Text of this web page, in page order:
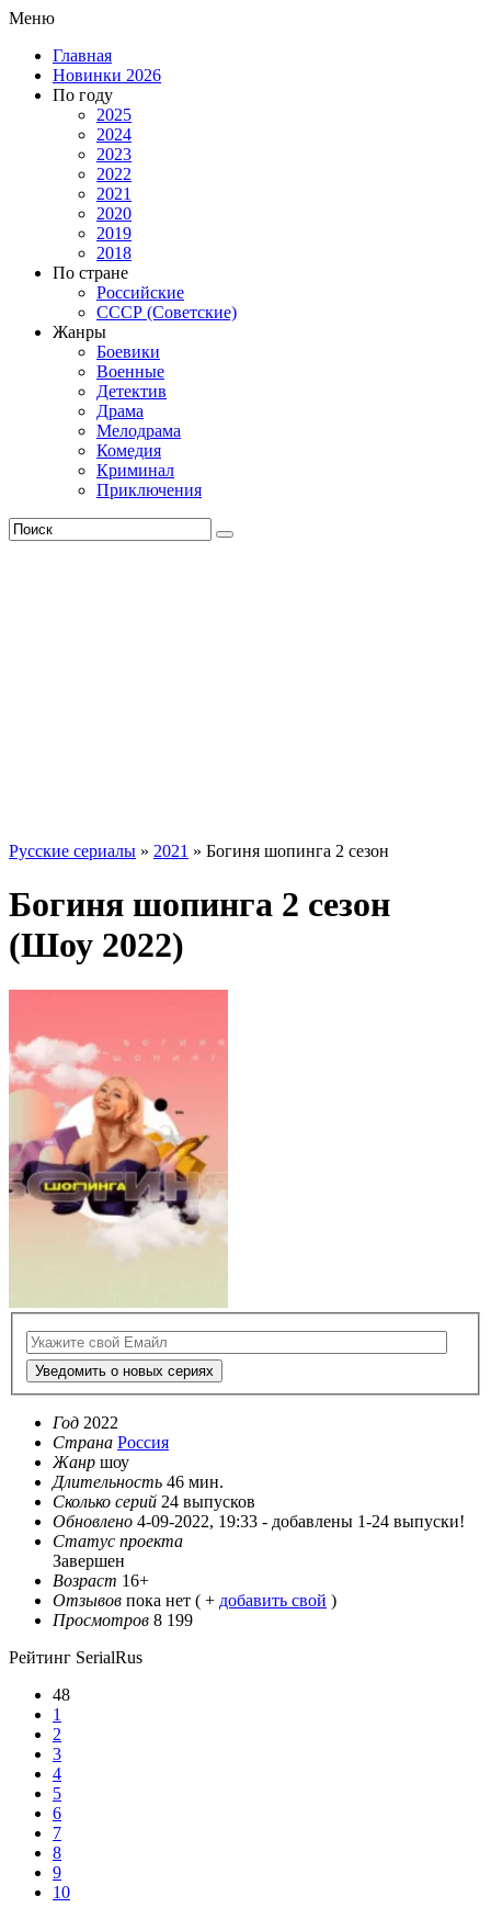
Меню
Главная
Новинки 2026
По году
2025
2024
2023
2022
2021
2020
2019
2018
По стране
Российские
СССР (Советские)
Жанры
Боевики
Военные
Детектив
Драма
Мелодрама
Комедия
Криминал
Приключения
Русские сериалы » 2021 » Богиня шопинга 2 сезон
Богиня шопинга 2 сезон
(Шоу 2022)
Уведомить о новых сериях
Год 2022
Страна Россия
Жанр шоу
Длительность 46 мин.
Сколько серий 24 выпусков
Обновлено 4-09-2022, 19:33 - добавлены 1-24 выпуски!
Статус проекта
Завершен
Возраст 16+
Отзывов пока нет ( + добавить свой )
Просмотров 8 199
Рейтинг SerialRus
48
1
2
3
4
5
6
7
8
9
10